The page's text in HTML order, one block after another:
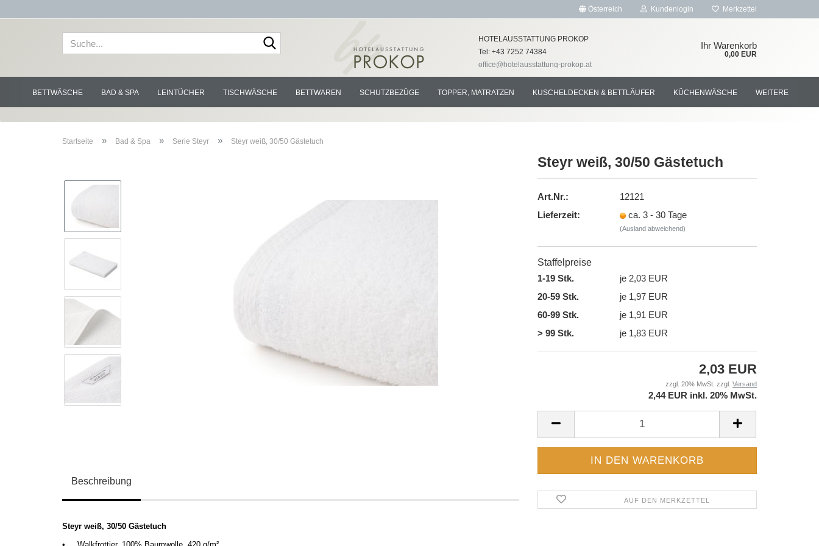
Österreich
Lieferland
Kundenlogin
Konto erstellen
Passwort vergessen?
Merkzettel
HOTELAUSSTATTUNG PROKOP
Tel: +43 7252 74384
office@hotelausstattung-prokop.at
Ihr Warenkorb
0,00 EUR
BETTWÄSCHE BAD & SPA LEINTÜCHER TISCHWÄSCHE BETTWAREN SCHUTZBEZÜGE TOPPER, MATRATZEN KUSCHELDECKEN & BETTLÄUFER KÜCHENWÄSCHE WEITERE
Startseite » Bad & Spa » Serie Steyr » Steyr weiß, 30/50 Gästetuch
Steyr weiß, 30/50 Gästetuch
Art.Nr.:
12121
Lieferzeit:
ca. 3 - 30 Tage
(Ausland abweichend)
Staffelpreise
1-19 Stk.
je 2,03 EUR
20-59 Stk.
je 1,97 EUR
60-99 Stk.
je 1,91 EUR
> 99 Stk.
je 1,83 EUR
2,03 EUR
zzgl. 20% MwSt. zzgl. Versand
2,44 EUR inkl. 20% MwSt.
AUF DEN MERKZETTEL
Beschreibung
Steyr weiß, 30/50 Gästetuch